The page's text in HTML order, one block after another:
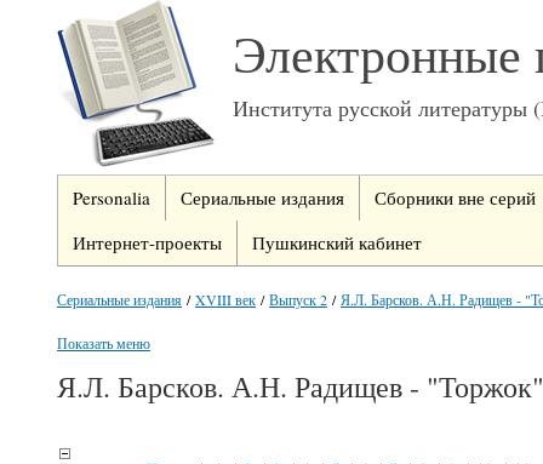
Электронные
Института русской
Personalia Сериальные издания
Сборники вне серий
Интернет-проекты
Пушкинский кабинет
Сериальные издания /XVIII век /Выпуск 2 / Я.Л. Барсков. А.Н. Радищев -
Показать меню
Я.Л. Барсков. А.Н. Радищев - "Торжок"